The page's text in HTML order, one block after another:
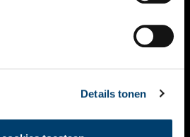
Details tonen